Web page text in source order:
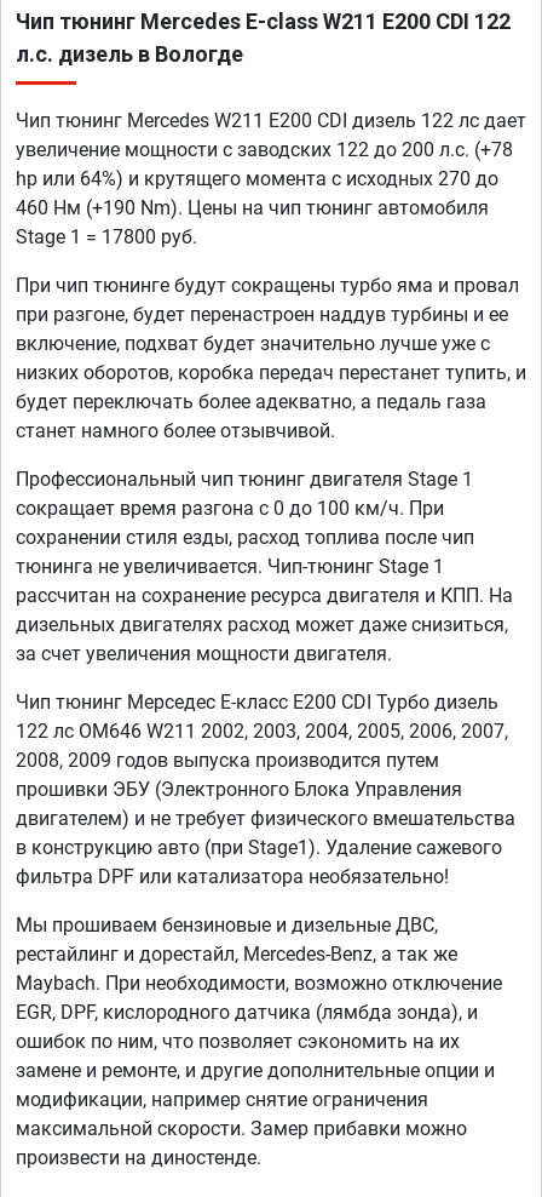
Чип тюнинг Mercedes E-class W211 E200 CDI 122
л.с. дизель в Вологде
Чип тюнинг Mercedes W211 E200 CDI дизель 122 лс дает
увеличение мощности с заводских 122 до 200 л.с. (+78
hp или 64%) и крутящего момента с исходных 270 до
460 Нм (+190 Nm). Цены на чип тюнинг автомобиля
Stage 1 = 17800 руб.
При чип тюнинге будут сокращены турбо яма и провал
при разгоне, будет перенастроен наддув турбины и ее
включение, подхват будет значительно лучше уже с
низких оборотов, коробка передач перестанет тупить, и
будет переключать более адекватно, а педаль газа
станет намного более отзывчивой.
Профессиональный чип тюнинг двигателя Stage 1
сокращает время разгона с 0 до 100 км/ч. При
сохранении стиля езды, расход топлива после чип
тюнинга не увеличивается. Чип-тюнинг Stage 1
рассчитан на сохранение ресурса двигателя и КПП. На
дизельных двигателях расход может даже снизиться,
за счет увеличения мощности двигателя.
Чип тюнинг Мерседес Е-класс E200 CDI Турбо дизель
122 лс OM646 W211 2002, 2003, 2004, 2005, 2006, 2007,
2008, 2009 годов выпуска производится путем
прошивки ЭБУ (Электронного Блока Управления
двигателем) и не требует физического вмешательства
в конструкцию авто (при Stage1). Удаление сажевого
фильтра DPF или катализатора необязательно!
Мы прошиваем бензиновые и дизельные ДВС,
рестайлинг и дорестайл, Mercedes-Benz, а так же
Maybach. При необходимости, возможно отключение
EGR, DPF, кислородного датчика (лямбда зонда), и
ошибок по ним, что позволяет сэкономить на их
замене и ремонте, и другие дополнительные опции и
модификации, например снятие ограничения
максимальной скорости. Замер прибавки можно
произвести на диностенде.